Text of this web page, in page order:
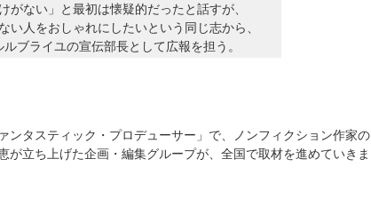
がない」と最初は懐疑的だったと話すが、
い人をおしゃれにしたいという同じ志から、
ルブライユの宣伝部長として広報を担う。
ァンタスティック・プロデューサー」で、ノンフィクション作家の
が立ち上げた企画・編集グループが、全国で取材を進めていきま